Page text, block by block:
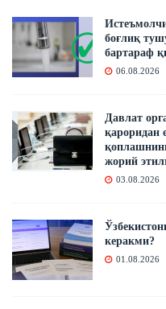
боғлиқ
бартараф
06.08.2026
Давлат
қароридан
жорий
03.08.2026
керакми?
01.08.2026